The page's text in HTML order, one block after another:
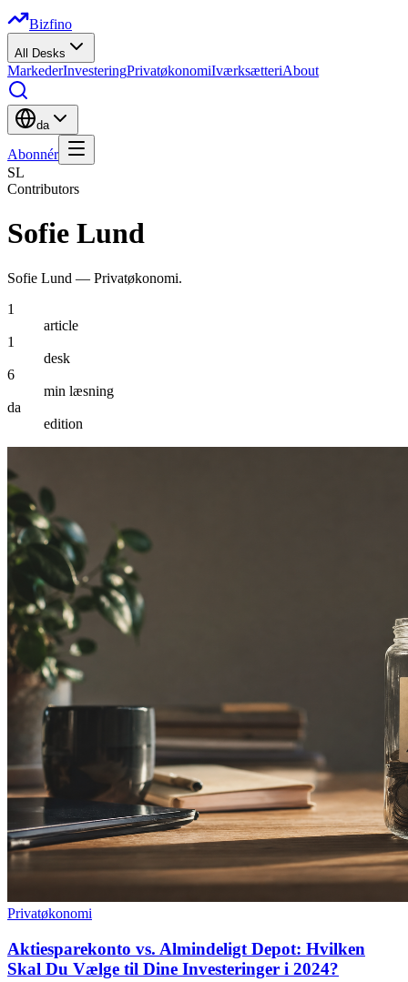
Bizfino
All Desks
MarkederInvesteringPrivatøkonomiIværksætteriAbout
da
Abonnér
SL
Contributors
Sofie Lund
Sofie Lund — Privatøkonomi.
1
article
1
desk
6
min læsning
da
edition
Privatøkonomi
Aktiesparekonto vs. Almindeligt Depot: Hvilken
Skal Du Vælge til Dine Investeringer i 2024?